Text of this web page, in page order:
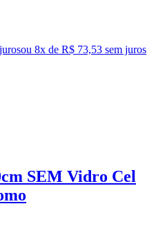
ou 8x de R$ 73,53 sem juros
SEM Vidro Cel